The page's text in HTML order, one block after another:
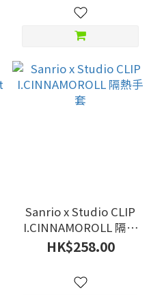
Sanrio x Studio CLIP
I.CINNAMOROLL 隔熱
手套
HK$258.00